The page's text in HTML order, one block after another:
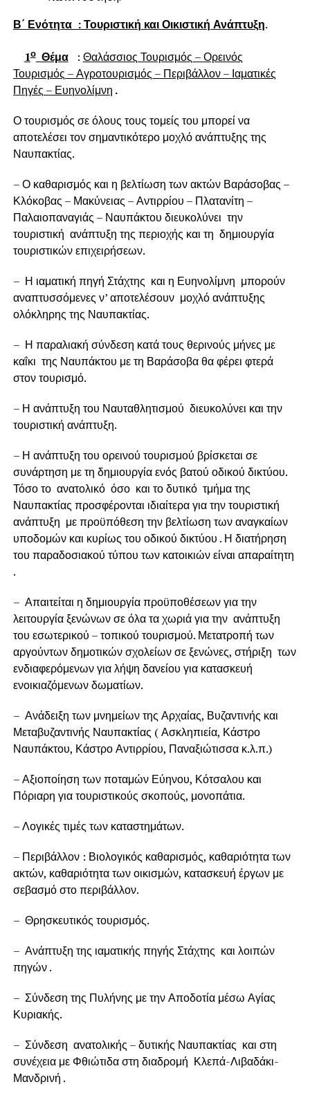
Β΄ Ενότητα : Τουριστική και Οικιστική Ανάπτυξη.
1οΘέμα: Θαλάσσιος Τουρισμός – Ορεινός
Τουρισμός – Αγροτουρισμός – Περιβάλλον – Ιαματικές
Πηγές – Ευηνολίμνη .
Ο τουρισμός σε όλους τους τομείς του μπορεί να
αποτελέσει τον σημαντικότερο μοχλό ανάπτυξης της
Ναυπακτίας.
– Ο καθαρισμός και η βελτίωση των ακτών Βαράσοβας –
Κλόκοβας – Μακύνειας – Αντιρρίου – Πλατανίτη –
Παλαιοπαναγιάς – Ναυπάκτου διευκολύνει την
τουριστική ανάπτυξη της περιοχής και τη δημιουργία
τουριστικών επιχειρήσεων.
– Η ιαματική πηγή Στάχτης και η Ευηνολίμνη μπορούν
αναπτυσσόμενες ν’ αποτελέσουν μοχλό ανάπτυξης
ολόκληρης της Ναυπακτίας.
– Η παραλιακή σύνδεση κατά τους θερινούς μήνες με
καΐκι της Ναυπάκτου με τη Βαράσοβα θα φέρει φτερά
στον τουρισμό.
– Η ανάπτυξη του Ναυταθλητισμού διευκολύνει και την
τουριστική ανάπτυξη.
– Η ανάπτυξη του ορεινού τουρισμού βρίσκεται σε
συνάρτηση με τη δημιουργία ενός βατού οδικού δικτύου.
Τόσο το ανατολικό όσο και το δυτικό τμήμα της
Ναυπακτίας προσφέρονται ιδιαίτερα για την τουριστική
ανάπτυξη με προϋπόθεση την βελτίωση των αναγκαίων
υποδομών και κυρίως του οδικού δικτύου . Η διατήρηση
του παραδοσιακού τύπου των κατοικιών είναι απαραίτητη
.
– Απαιτείται η δημιουργία προϋποθέσεων για την
λειτουργία ξενώνων σε όλα τα χωριά για την ανάπτυξη
του εσωτερικού – τοπικού τουρισμού. Μετατροπή των
αργούντων δημοτικών σχολείων σε ξενώνες, στήριξη των
ενδιαφερόμενων για λήψη δανείου για κατασκευή
ενοικιαζόμενων δωματίων.
– Ανάδειξη των μνημείων της Αρχαίας, Βυζαντινής και
Μεταβυζαντινής Ναυπακτίας ( Ασκληπιεία, Κάστρο
Ναυπάκτου, Κάστρο Αντιρρίου, Παναξιώτισσα κ.λ.π.)
– Αξιοποίηση των ποταμών Εύηνου, Κότσαλου και
Πόριαρη για τουριστικούς σκοπούς, μονοπάτια.
– Λογικές τιμές των καταστημάτων.
– Περιβάλλον : Βιολογικός καθαρισμός, καθαριότητα των
ακτών, καθαριότητα των οικισμών, κατασκευή έργων με
σεβασμό στο περιβάλλον.
– Θρησκευτικός τουρισμός.
– Ανάπτυξη της ιαματικής πηγής Στάχτης και λοιπών
πηγών .
– Σύνδεση της Πυλήνης με την Αποδοτία μέσω Αγίας
Κυριακής.
– Σύνδεση ανατολικής – δυτικής Ναυπακτίας και στη
συνέχεια με Φθιώτιδα στη διαδρομή Κλεπά-Λιβαδάκι-
Μανδρινή .